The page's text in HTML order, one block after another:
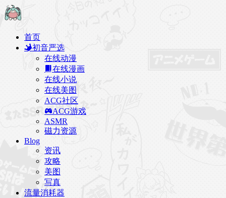
首页
初音严选
在线动漫
在线漫画
在线小说
在线美图
ACG社区
ACG游戏
ASMR
磁力资源
Blog
资讯
攻略
美图
写真
流量消耗器